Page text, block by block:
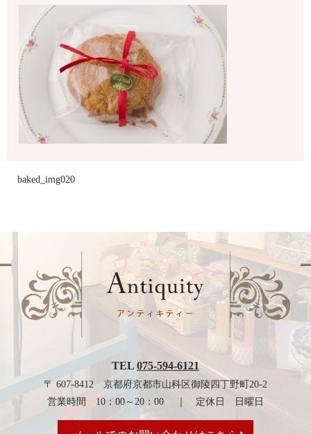
baked_img020
TEL 075-594-6121
〒 607-8412 京都府京都市山科区御陵四丁野町20-2
営業時間 10：00～20：00 ｜ 定休日 日曜日